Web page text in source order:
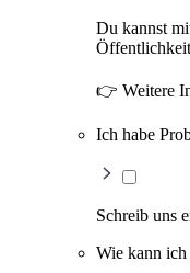
Du kannst
👉 Weitere
Ich habe
Schreib uns
Wie kann